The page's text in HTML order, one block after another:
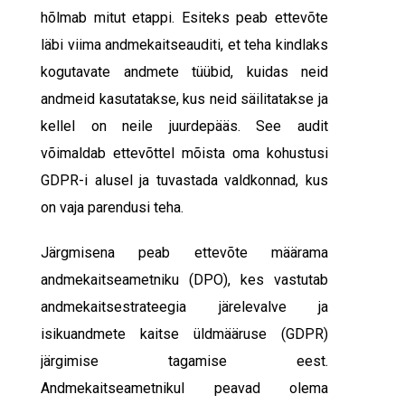
hõlmab mitut etappi. Esiteks peab ettevõte
läbi viima andmekaitseauditi, et teha kindlaks
kogutavate andmete tüübid, kuidas neid
andmeid kasutatakse, kus neid säilitatakse ja
kellel on neile juurdepääs. See audit
võimaldab ettevõttel mõista oma kohustusi
GDPR-i alusel ja tuvastada valdkonnad, kus
on vaja parendusi teha.
Järgmisena peab ettevõte määrama
andmekaitseametniku (DPO), kes vastutab
andmekaitsestrateegia järelevalve ja
isikuandmete kaitse üldmääruse (GDPR)
järgimise tagamise eest.
Andmekaitseametnikul peavad olema